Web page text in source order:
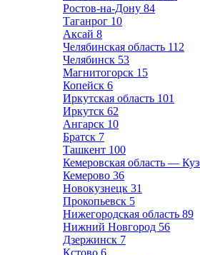
Ростов-на-Дону 84
Таганрог 10
Аксай 8
Челябинская область 112
Челябинск 53
Магнитогорск 15
Копейск 6
Иркутская область 101
Иркутск 62
Ангарск 10
Братск 7
Ташкент 100
Кемеровская область —
Кемерово 36
Новокузнецк 31
Прокопьевск 5
Нижегородская область 89
Нижний Новгород 56
Дзержинск 7
Кстово 6